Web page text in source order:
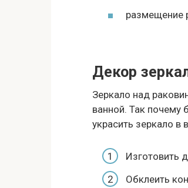
размещение
Декор
Зеркало над
ванной. Так почему
украсить зеркало в
Изготовить
Обклеить